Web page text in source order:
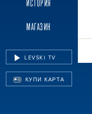
ИСТОРИЯ
МАГАЗИН
LEVSKI TV
КУПИ КАРТА